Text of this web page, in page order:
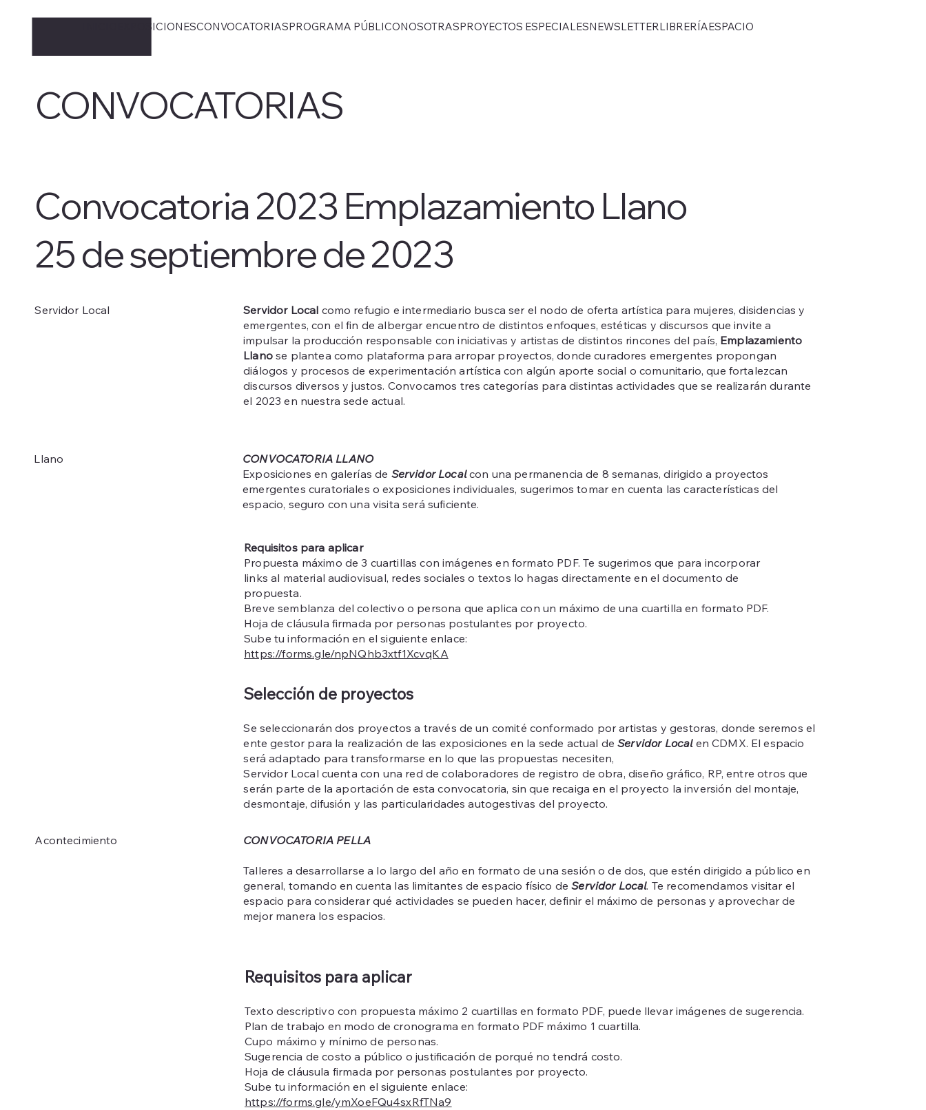
EXPOSICIONESCONVOCATORIASPROGRAMA PÚBLICONOSOTRASPROYECTOS ESPECIALESNEWSLETTERLIBRERÍAESPACIO
CONVOCATORIAS
Convocatoria 2023 Emplazamiento Llano
25 de septiembre de 2023
Servidor Local Servidor Local como refugio e intermediario busca ser el nodo de oferta artística para mujeres, disidencias y
emergentes, con el fin de albergar encuentro de distintos enfoques, estéticas y discursos que invite a
impulsar la producción responsable con iniciativas y artistas de distintos rincones del país, Emplazamiento
Llanose plantea como plataforma para arropar proyectos, donde curadores emergentes propongan
diálogos y procesos de experimentación artística con algún aporte social o comunitario, que fortalezcan
discursos diversos y justos. Convocamos tres categorías para distintas actividades que se realizarán durante
el 2023 en nuestra sede actual.
Llano
CONVOCATORIA LLANO
Exposiciones en galerías de Servidor Localcon una permanencia de 8 semanas, dirigido a proyectos
emergentes curatoriales o exposiciones individuales, sugerimos tomar en cuenta las características del
espacio, seguro con una visita será suficiente.
Acontecimiento CONVOCATORIA PELLA
Talleres a desarrollarse a lo largo del año en formato de una sesión o de dos, que estén dirigido a público en
general, tomando en cuenta las limitantes de espacio físico deServidor Local. Te recomendamos visitar el
espacio para considerar qué actividades se pueden hacer, definir el máximo de personas y aprovechar de
mejor manera los espacios.
Requisitos para aplicar
Propuesta máximo de 3 cuartillas con imágenes en formato PDF. Te sugerimos que para incorporar
links al material audiovisual, redes sociales o textos lo hagas directamente en el documento de
propuesta.
Breve semblanza del colectivo o persona que aplica con un máximo de una cuartilla en formato PDF.
Hoja de cláusula firmada por personas postulantes por proyecto.
Sube tu información en el siguiente enlace:
https://forms.gle/npNQhb3xtf1XcvqKA
Selección de proyectos
Se seleccionarán dos proyectos a través de un comité conformado por artistas y gestoras, donde seremos el
ente gestor para la realización de las exposiciones en la sede actual deServidor Local en CDMX. El espacio
será adaptado para transformarse en lo que las propuestas necesiten,
Servidor Local cuenta con una red de colaboradores de registro de obra, diseño gráfico, RP, entre otros que
serán parte de la aportación de esta convocatoria, sin que recaiga en el proyecto la inversión del montaje,
desmontaje, difusión y las particularidades autogestivas del proyecto.
Requisitos para aplicar
Texto descriptivo con propuesta máximo 2 cuartillas en formato PDF, puede llevar imágenes de sugerencia.
Plan de trabajo en modo de cronograma en formato PDF máximo 1 cuartilla.
Cupo máximo y mínimo de personas.
Sugerencia de costo a público o justificación de porqué no tendrá costo.
Hoja de cláusula firmada por personas postulantes por proyecto.
Sube tu información en el siguiente enlace:
https://forms.gle/ymXoeFQu4sxRfTNa9